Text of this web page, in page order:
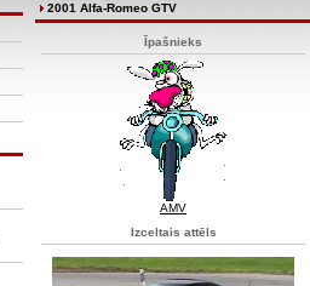
2001 Alfa-Romeo GTV
Īpašnieks
AMV
Izceltais attēls